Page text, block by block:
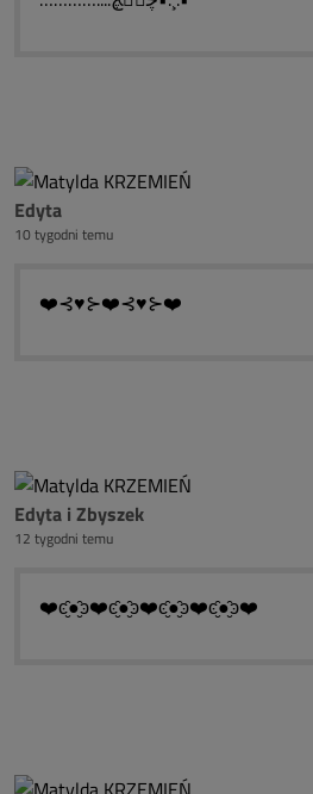
Edyta
10 tygodni temu
❤️⊰♥⊱❤️⊰♥⊱❤️
Edyta i Zbyszek
12 tygodni temu
❤️ͼ̮̑●̮̑ͽ❤️ͼ̮̑●̮̑ͽ❤️ͼ̮̑●̮̑ͽ❤️ͼ̮̑●̮̑ͽ❤️